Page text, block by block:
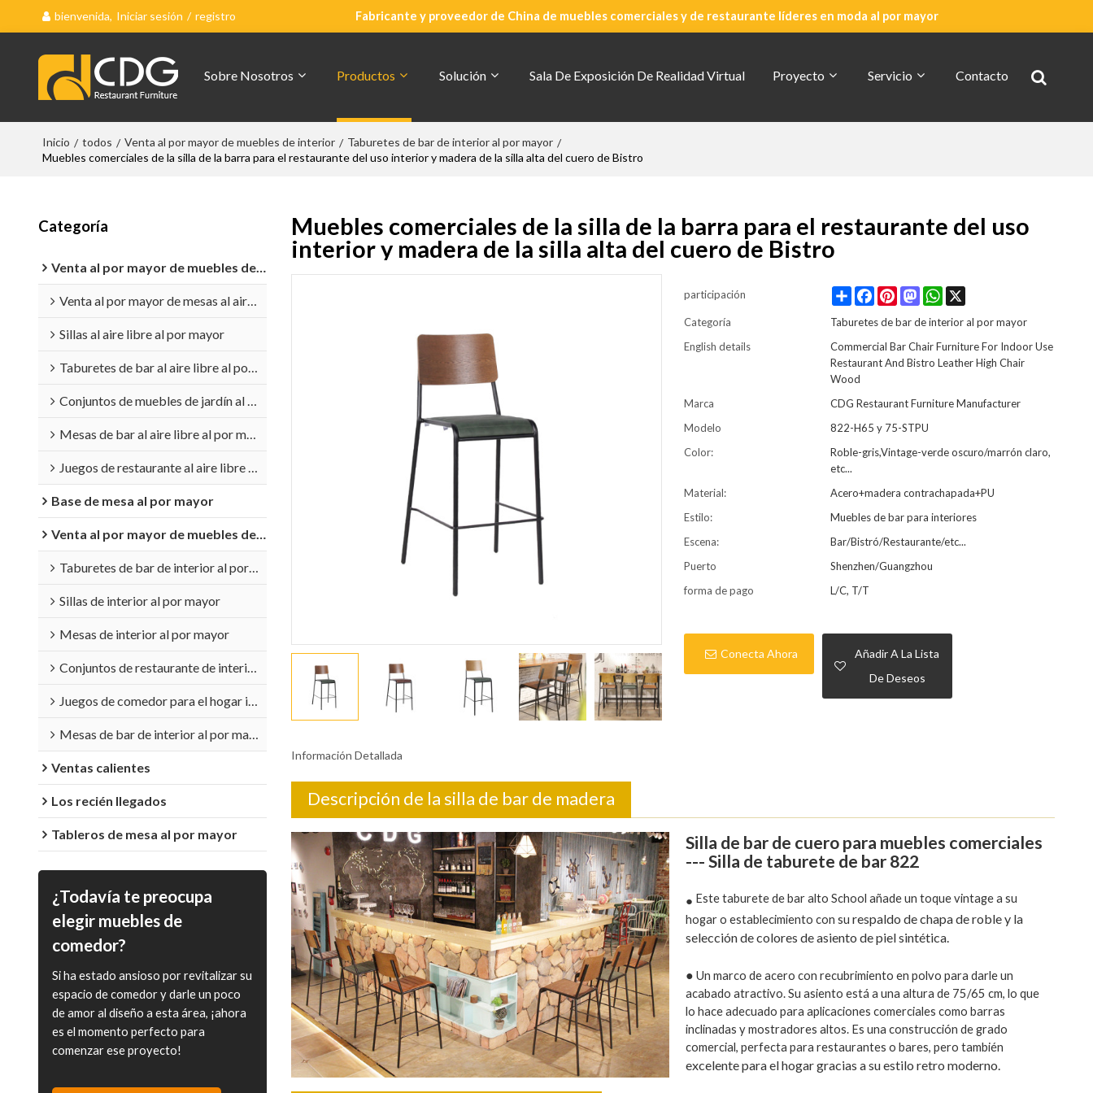
bienvenida, Iniciar sesión / registro Fabricante y proveedor de China de muebles comerciales y de restaurante líderes en moda al por mayor
Sobre Nosotros Productos Solución Sala De Exposición De Realidad Virtual Proyecto Servicio Contacto
Inicio / todos / Venta al por mayor de muebles de interior / Taburetes de bar de interior al por mayor /
Muebles comerciales de la silla de la barra para el restaurante del uso interior y madera de la silla alta del cuero de Bistro
Categoría
Venta al por mayor de muebles de exterior
Venta al por mayor de mesas al aire libre
Sillas al aire libre al por mayor
Taburetes de bar al aire libre al por mayor
Conjuntos de muebles de jardín al por mayor
Mesas de bar al aire libre al por mayor
Juegos de restaurante al aire libre al por mayor
Base de mesa al por mayor
Venta al por mayor de muebles de interior
Taburetes de bar de interior al por mayor
Sillas de interior al por mayor
Mesas de interior al por mayor
Conjuntos de restaurante de interior al por mayor
Juegos de comedor para el hogar interior al por mayor
Mesas de bar de interior al por mayor
Ventas calientes
Los recién llegados
Tableros de mesa al por mayor
¿Todavía te preocupa
elegir muebles de
comedor?
Si ha estado ansioso por revitalizar su
espacio de comedor y darle un poco
de amor al diseño a esta área, ¡ahora
es el momento perfecto para
comenzar ese proyecto!
Muebles comerciales de la silla de la barra para el restaurante del uso
interior y madera de la silla alta del cuero de Bistro
participación ShareFacebookPinterestMastodonWhatsApp
X
Categoría
Taburetes de bar de interior al por mayor
English details
Commercial Bar Chair Furniture For Indoor Use
Restaurant And Bistro Leather High Chair
Wood
Marca
CDG Restaurant Furniture Manufacturer
Modelo
822-H65 y 75-STPU
Color:
Roble-gris,Vintage-verde oscuro/marrón claro,
etc...
Material:
Acero+madera contrachapada+PU
Estilo:
Muebles de bar para interiores
Escena:
Bar/Bistró/Restaurante/etc...
Puerto
Shenzhen/Guangzhou
forma de pago
L/C, T/T
Conecta Ahora
Añadir A La Lista
De Deseos
Información Detallada
Descripción de la silla de bar de madera
Silla de bar de cuero para muebles comerciales
--- Silla de taburete de bar 822
● Este taburete de bar alto School añade un toque vintage a su
hogar o establecimiento con su respaldo de chapa de roble y la
selección de colores de asiento de piel sintética.
● Un marco de acero con recubrimiento en polvo para darle un
acabado atractivo. Su asiento está a una altura de 75/65 cm, lo que
lo hace adecuado para aplicaciones comerciales como barras
inclinadas ymostradores altos. Es una construcción de grado
comercial, perfecta para restaurantes o bares, pero también
excelente para el hogar gracias a su estilo retro moderno.